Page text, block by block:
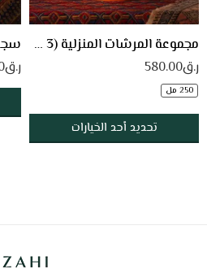
مجموعة المرشات المنزلية (3 × 250 مل)
ر.ق580.00
250 مل
تحديد أحد الخيارات
ر.ق